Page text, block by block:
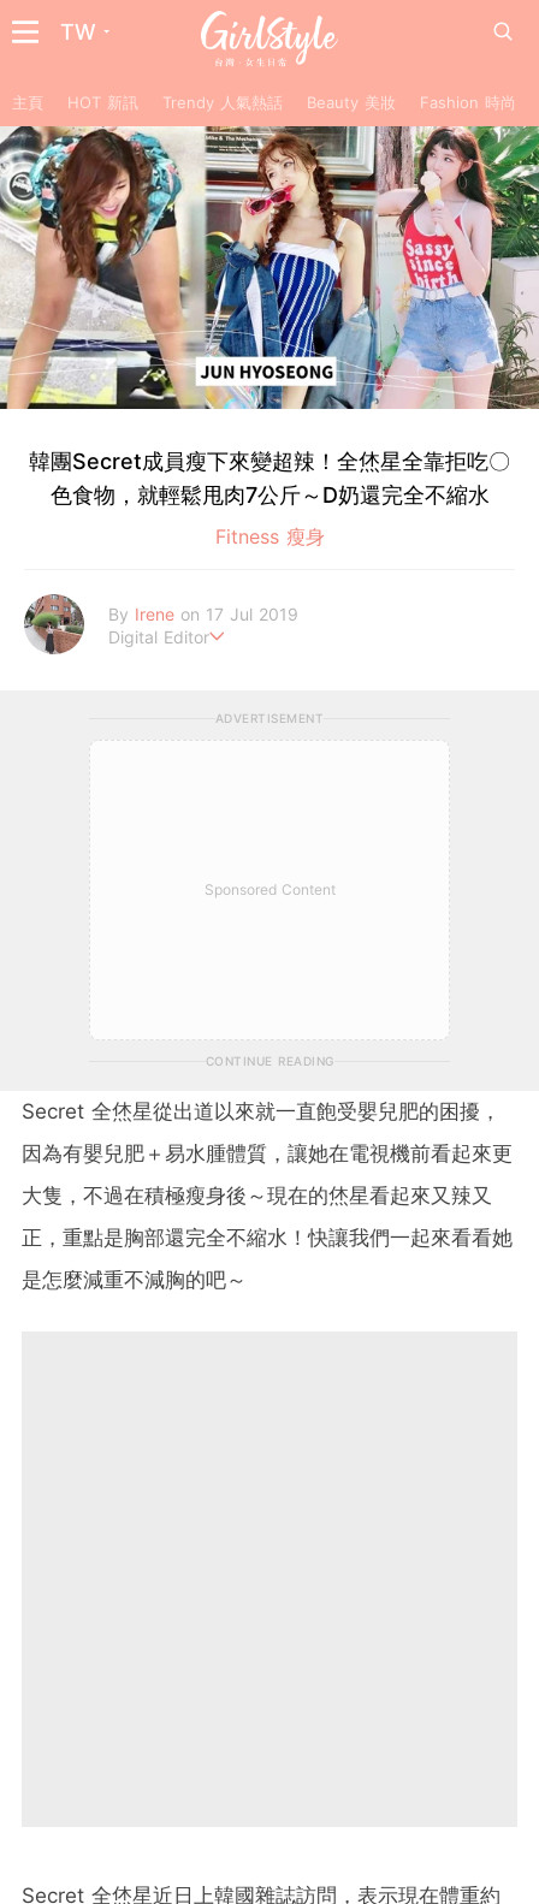
TW
主頁 HOT 新訊 Trendy 人氣熱話 Beauty 美妝 Fashion 時尚
韓團Secret成員瘦下來變超辣！全烋星全靠拒吃〇
色食物，就輕鬆甩肉7公斤～D奶還完全不縮水
Fitness 瘦身
By Irene on 17 Jul 2019
Digital Editor
ADVERTISEMENT
Sponsored Content
CONTINUE READING
Secret 全烋星從出道以來就一直飽受嬰兒肥的困擾，
因為有嬰兒肥＋易水腫體質，讓她在電視機前看起來更
大隻，不過在積極瘦身後～現在的烋星看起來又辣又
正，重點是胸部還完全不縮水！快讓我們一起來看看她
是怎麼減重不減胸的吧～
Secret 全烋星近日上韓國雜誌訪問，表示現在體重約